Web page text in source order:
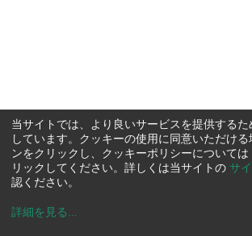
当サイトでは、より良いサービスを提供する
しています。クッキーの使用に同意いただけ
ンをクリックし、クッキーポリシーについて
リックしてください。詳しくは当サイトの サ
認ください。
詳細を見る ...